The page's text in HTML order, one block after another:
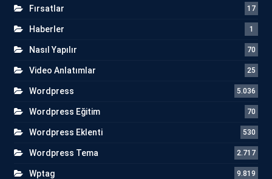
Fırsatlar 17
Haberler 1
Nasıl Yapılır 70
Video Anlatımlar 25
Wordpress 5.036
Wordpress Eğitim 70
Wordpress Eklenti 530
Wordpress Tema 2.717
Wptag 9.819